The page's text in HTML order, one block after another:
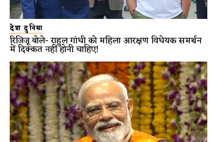
देश दुनिया
रिजिजू बोले- राहुल गांधी को महिला आरक्षण विधेयक समर्थन
में दिक्कत नहीं होनी चाहिए!